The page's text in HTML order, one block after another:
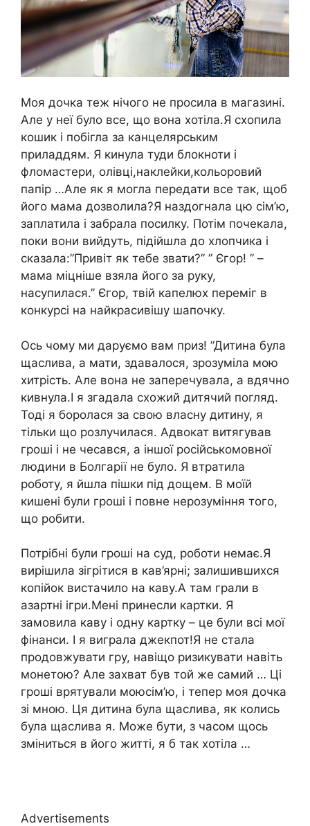
Моя дочка теж нічого не просила в магазині.
Але у неї було все, що вона хотіла.Я схопила
кошик і побігла за канцелярським
приладдям. Я кинула туди блокноти і
фломастери, олівці,наклейки,кольоровий
папір …Але як я могла передати все так, щоб
його мама дозволила?Я наздогнала цю сім’ю,
заплатила і забрала посилку. Потім почекала,
поки вони вийдуть, підійшла до хлопчика і
сказала:”Привіт як тебе звати?” ” Єгор! ” –
мама міцніше взяла його за руку,
насупилася.” Єгор, твій капелюх переміг в
конкурсі на найкрасивішу шапочку.
Ось чому ми даруємо вам приз! ”Дитина була
щаслива, а мати, здавалося, зрозуміла мою
хитрість. Але вона не заперечувала, а вдячно
кивнула.І я згадала схожий дитячий погляд.
Тоді я боролася за свою власну дитину, я
тільки що розлучилася. Адвокат витягував
гроші і не чесався, а іншої російськомовної
людини в Болгарії не було. Я втратила
роботу, я йшла пішки під дощем. В моїй
кишені були гроші і повне нерозуміння того,
що робити.
Потрібні були гроші на суд, роботи немає.Я
вирішила зігрітися в кав’ярні; залишившихся
копійок вистачило на каву.А там грали в
азартні ігри.Мені принесли картки. Я
замовила каву і одну картку – це були всі мої
фінанси. І я виграла джекпот!Я не стала
продовжувати гру, навіщо ризикувати навіть
монетою? Але захват був той же самий … Ці
гроші врятували моюсім’ю, і тепер моя дочка
зі мною. Ця дитина була щаслива, як колись
була щаслива я. Може бути, з часом щось
зміниться в його житті, я б так хотіла …
Advertisements